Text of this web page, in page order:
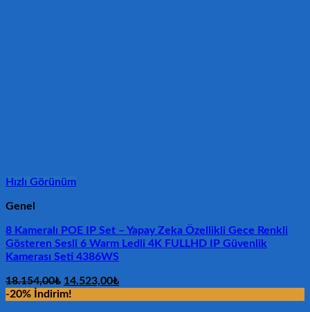
Hızlı Görünüm
Genel
8 Kameralı POE IP Set – Yapay Zeka Özellikli Gece Renkli
Gösteren Sesli 6 Warm Ledli 4K FULLHD IP Güvenlik
Kamerası Seti 4386WS
18.154,00₺ Orijinal
fiyat:
14.523,00₺Şu
-20% İndirim!